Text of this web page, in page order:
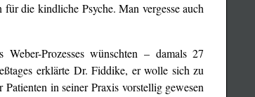
die kindliche Psyche. Man vergesse auch
Prozesses wünschten – damals 27
erklärte Dr. Fiddike, er wolle sich zu
in seiner Praxis vorstellig gewesen